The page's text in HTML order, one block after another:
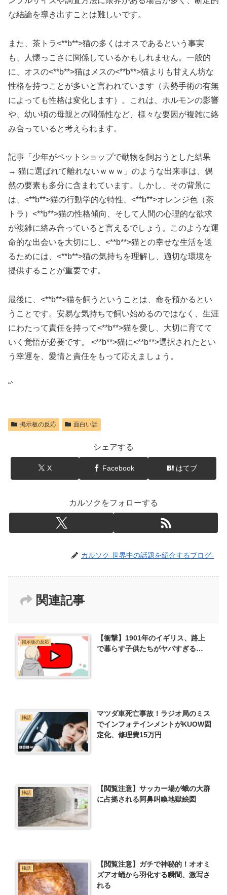
な結論を導き出すことは難しいです。
また、茶トラ<**b**>猫の多くはオスであるという事実
も、人懐っこさに関係しているかもしれません。一般的
に、オスの<**b**>猫はメスの<**b**>猫よりも甘えん坊な
性格を持つことが多いと言われています（去勢手術の有無
によっても性格は変化します）。これは、ホルモンの影響
や、幼い頃の母親との関係性など、様々な要因が複雑に絡
み合っていると考えられます。
記事「少年がペットショップで動物を飼おうとした結果
→ 猫に選ばれて離れないｗｗｗ」のような出来事は、偶
然の要素も多分に含まれています。しかし、その背景に
は、<**b**>猫の行動学的な特性、<**b**>オレンジ色（茶
トラ）<**b**>猫の性格傾向、そして人間の心理的な欲求
が複雑に絡み合っていると言えるでしょう。このような運
命的な出会いを大切にし、<**b**>猫との幸せな生活を送
るためには、<**b**>猫の気持ちを理解し、適切な環境を
提供することが重要です。
最後に、<**b**>猫を飼うということは、命を預かるとい
うことです。安易な気持ちで飼い始めるのではなく、生涯
にわたって責任を持って<**b**>猫を愛し、大切に育てて
いく覚悟が必要です。 <**b**>猫に<**b**>選択されたとい
う幸運を、愛情と責任をもって応えましょう。
“`
掲示板の反応 面白い話
シェアする
X Facebook はてブ
カルソクをフォローする
カルソク-世界中の話題を紹介するブログ-
関連記事
掲示板の反応
【衝撃】1901年のイギリス、路上
で暮らす子供たちがヤバすぎる…
挿話
マツダ車死亡事故！ラジオ局のミス
でインフォテインメントがKUOW固
定化、修理費15万円
挿話
【閲覧注意】サッカー場が蛾の大群
に占拠される阿鼻叫喚地獄絵図
挿話
【閲覧注意】ガチで神秘的！オオミ
ズアオ蛹から羽化する瞬間、激写さ
れる